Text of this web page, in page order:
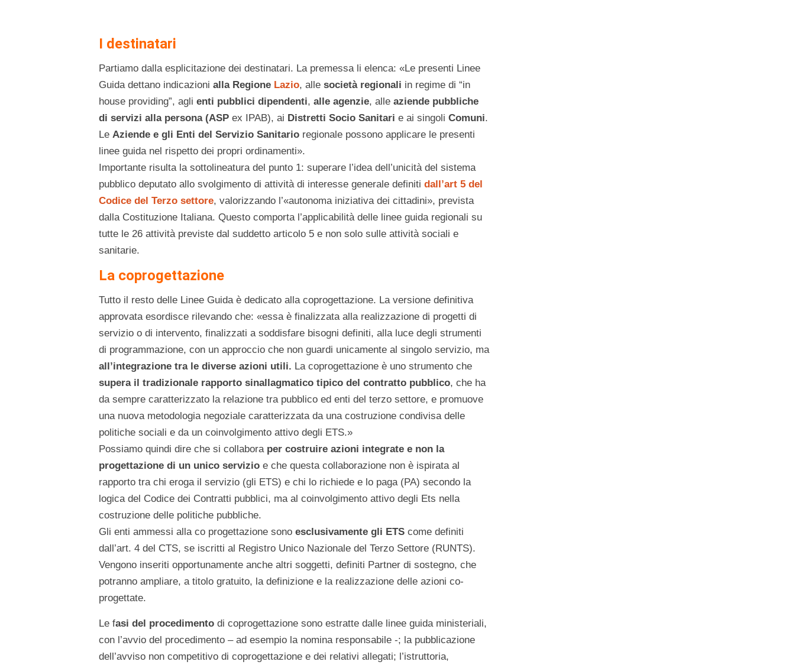
I destinatari
Partiamo dalla esplicitazione dei destinatari. La premessa li elenca: «Le presenti Linee
Guida dettano indicazioni alla Regione Lazio, alle società regionali in regime di “in
house providing”, agli enti pubblici dipendenti, alle agenzie, alle aziende pubbliche
di servizi alla persona (ASP ex IPAB), ai Distretti Socio Sanitari e ai singoli Comuni.
Le Aziende e gli Enti del Servizio Sanitario regionale possono applicare le presenti
linee guida nel rispetto dei propri ordinamenti».
Importante risulta la sottolineatura del punto 1: superare l’idea dell’unicità del sistema
pubblico deputato allo svolgimento di attività di interesse generale definiti dall’art 5 del
Codice del Terzo settore, valorizzando l’«autonoma iniziativa dei cittadini», prevista
dalla Costituzione Italiana. Questo comporta l’applicabilità delle linee guida regionali su
tutte le 26 attività previste dal suddetto articolo 5 e non solo sulle attività sociali e
sanitarie.
La coprogettazione
Tutto il resto delle Linee Guida è dedicato alla coprogettazione. La versione definitiva
approvata esordisce rilevando che: «essa è finalizzata alla realizzazione di progetti di
servizio o di intervento, finalizzati a soddisfare bisogni definiti, alla luce degli strumenti
di programmazione, con un approccio che non guardi unicamente al singolo servizio, ma
all’integrazione tra le diverse azioni utili. La coprogettazione è uno strumento che
supera il tradizionale rapporto sinallagmatico tipico del contratto pubblico, che ha
da sempre caratterizzato la relazione tra pubblico ed enti del terzo settore, e promuove
una nuova metodologia negoziale caratterizzata da una costruzione condivisa delle
politiche sociali e da un coinvolgimento attivo degli ETS.»
Possiamo quindi dire che si collabora per costruire azioni integrate e non la
progettazione di un unico servizio e che questa collaborazione non è ispirata al
rapporto tra chi eroga il servizio (gli ETS) e chi lo richiede e lo paga (PA) secondo la
logica del Codice dei Contratti pubblici, ma al coinvolgimento attivo degli Ets nella
costruzione delle politiche pubbliche.
Gli enti ammessi alla co progettazione sono esclusivamente gli ETS come definiti
dall’art. 4 del CTS, se iscritti al Registro Unico Nazionale del Terzo Settore (RUNTS).
Vengono inseriti opportunamente anche altri soggetti, definiti Partner di sostegno, che
potranno ampliare, a titolo gratuito, la definizione e la realizzazione delle azioni co-
progettate.
Le fasi del procedimento di coprogettazione sono estratte dalle linee guida ministeriali,
con l’avvio del procedimento – ad esempio la nomina responsabile -; la pubblicazione
dell’avviso non competitivo di coprogettazione e dei relativi allegati; l’istruttoria,